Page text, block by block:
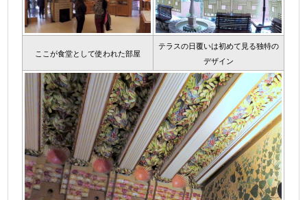
ここが食堂として使われた部屋
テラスの日覆いは初めて見る独特の
デザイン